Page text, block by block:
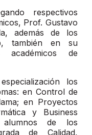
respectivos
Prof. Gustavo
además de los
también en su
académicos de
los
en Control de
en Proyectos
y Business
alumnos de los
de Calidad,